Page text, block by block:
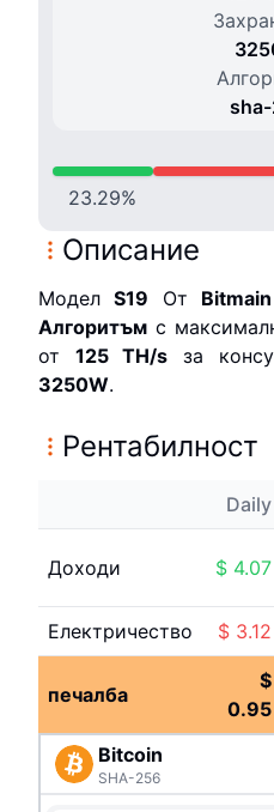
23.29%
Описание
Модел S19 От Bitmain
Алгоритъм с
от
125 TH/s
за
3250W.
Рентабилност
Daily
Доходи $ 4.07
Електричество $ 3.12
печалба
$
0.95
Bitcoin
SHA-256